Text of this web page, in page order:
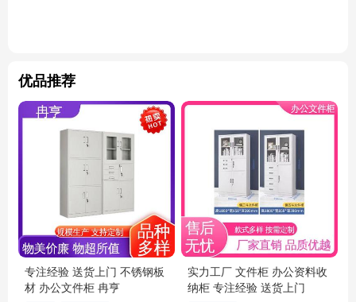
优品推荐
专注经验 送货上门 不锈钢板
材 办公文件柜 冉亨
实力工厂 文件柜 办公资料收
纳柜 专注经验 送货上门